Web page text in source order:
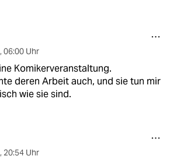
, 06:00 Uhr
Komikerveranstaltung.
deren Arbeit auch, und sie tun mir
wie sie sind.
, 20:54 Uhr